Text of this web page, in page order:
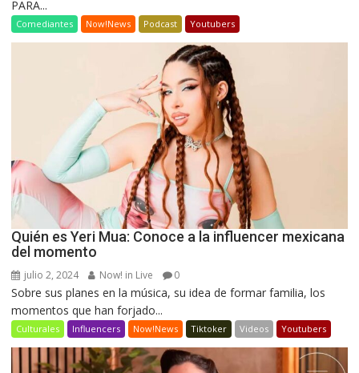
PARA...
Comediantes Now!News Podcast Youtubers
Quién es Yeri Mua: Conoce a la influencer mexicana
del momento
julio 2, 2024 Now! in Live 0
Sobre sus planes en la música, su idea de formar familia, los
momentos que han forjado...
Culturales Influencers Now!News Tiktoker Videos Youtubers